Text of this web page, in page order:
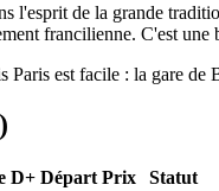
l'esprit de la grande
francilienne. C'est une
Paris est facile : la gare
)
D+ Départ Prix
Statut